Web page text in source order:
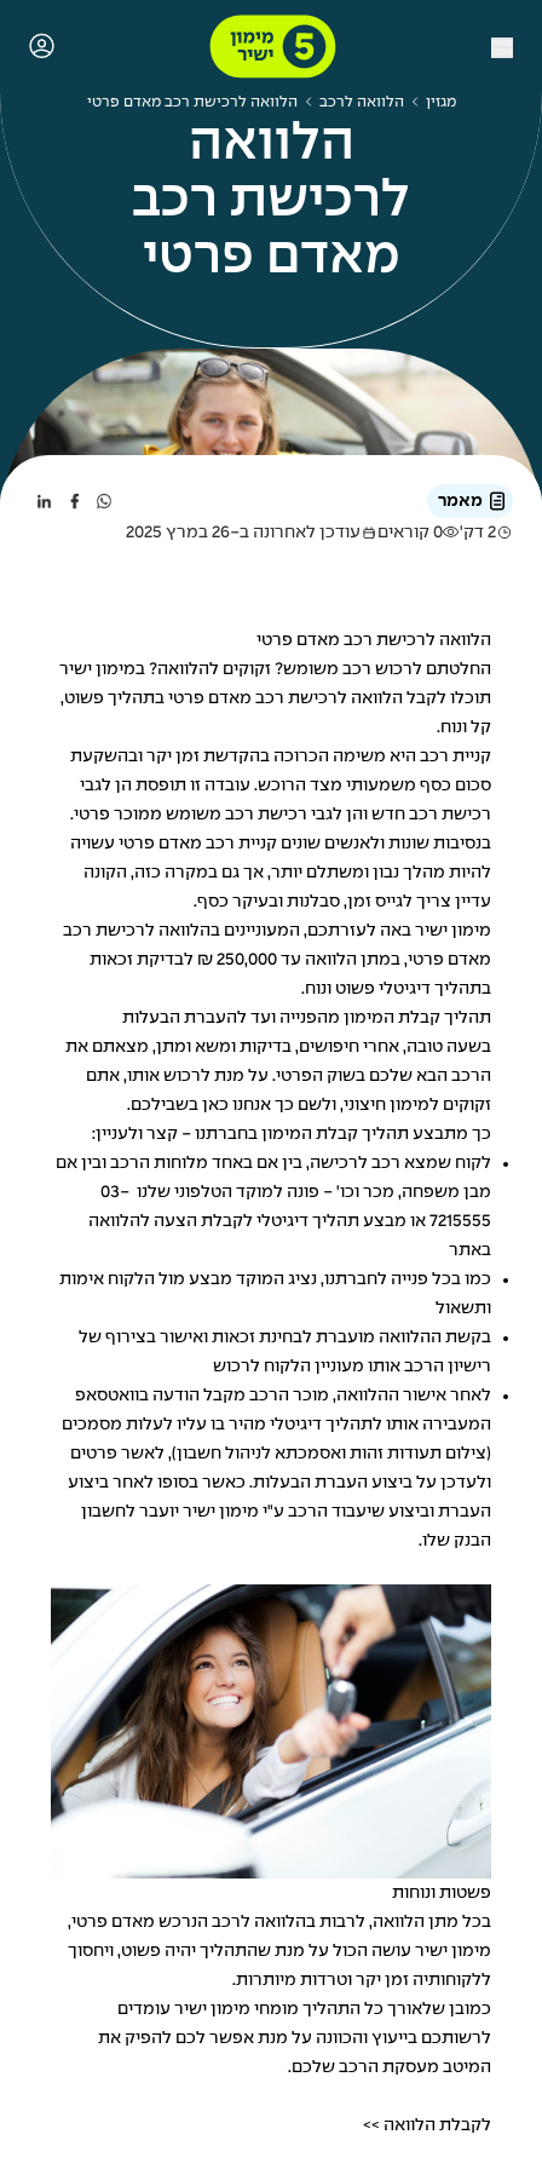
מגזין הלוואה לרכב הלוואה לרכישת רכב מאדם פרטי
הלוואה
לרכישת רכב
מאדם פרטי
מאמר
2 דק'
0 קוראים עודכן לאחרונה ב-26 במרץ 2025
הלוואה לרכישת רכב מאדם פרטי
החלטתם לרכוש רכב משומש? זקוקים להלוואה? במימון ישיר
תוכלו לקבל הלוואה לרכישת רכב מאדם פרטי בתהליך פשוט,
קל ונוח.
קניית רכב היא משימה הכרוכה בהקדשת זמן יקר ובהשקעת
סכום כסף משמעותי מצד הרוכש. עובדה זו תופסת הן לגבי
רכישת רכב חדש והן לגבי רכישת רכב משומש ממוכר פרטי.
בנסיבות שונות ולאנשים שונים קניית רכב מאדם פרטי עשויה
להיות מהלך נבון ומשתלם יותר, אך גם במקרה כזה, הקונה
עדיין צריך לגייס זמן, סבלנות ובעיקר כסף.
מימון ישיר באה לעזרתכם, המעוניינים בהלוואה לרכישת רכב
מאדם פרטי, במתן הלוואה עד 250,000 ₪
לבדיקת זכאות
בתהליך דיגיטלי פשוט ונוח.
תהליך קבלת המימון מהפנייה ועד להעברת הבעלות
בשעה טובה, אחרי חיפושים, בדיקות ומשא ומתן, מצאתם את
הרכב הבא שלכם בשוק הפרטי. על מנת לרכוש אותו, אתם
זקוקים למימון חיצוני, ולשם כך אנחנו כאן בשבילכם.
כך מתבצע תהליך קבלת המימון בחברתנו - קצר ולעניין:
לקוח שמצא רכב לרכישה, בין אם באחד מלוחות הרכב ובין אם
מבן משפחה, מכר וכו' - פונה למוקד הטלפוני שלנו 03-
7215555 או מבצע תהליך דיגיטלי לקבלת הצעה להלוואה
באתר
כמו בכל פנייה לחברתנו, נציג המוקד מבצע מול הלקוח אימות
ותשאול
בקשת ההלוואה מועברת לבחינת זכאות ואישור בצירוף של
רישיון הרכב אותו מעוניין הלקוח לרכוש
לאחר אישור ההלוואה, מוכר הרכב מקבל הודעה בוואטסאפ
המעבירה אותו לתהליך דיגיטלי מהיר בו עליו לעלות מסמכים
(צילום תעודות זהות ואסמכתא לניהול חשבון), לאשר פרטים
ולעדכן על ביצוע העברת הבעלות. כאשר בסופו לאחר ביצוע
העברת וביצוע שיעבוד הרכב ע"י מימון ישיר יועבר לחשבון
הבנק שלו.
פשטות ונוחות
בכל מתן הלוואה, לרבות בהלוואה לרכב הנרכש מאדם פרטי,
מימון ישיר עושה הכול על מנת שהתהליך יהיה פשוט, ויחסוך
ללקוחותיה זמן יקר וטרדות מיותרות.
כמובן שלאורך כל התהליך מומחי מימון ישיר עומדים
לרשותכם בייעוץ והכוונה על מנת אפשר לכם להפיק את
המיטב מעסקת הרכב שלכם.
לקבלת הלוואה >>